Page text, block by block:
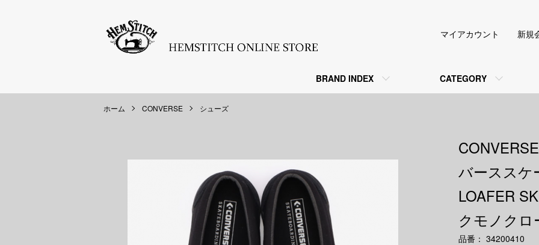
BRAND INDEX CATEGORY
マイアカウント 新規
ホーム CONVERSE シューズ
バーススケ
LOAFER
クモノクロ
品番： 34200410